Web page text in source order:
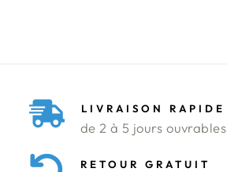
LIVRAISON RAPIDE
de 2 à 5 jours ouvrables
RETOUR GRATUIT